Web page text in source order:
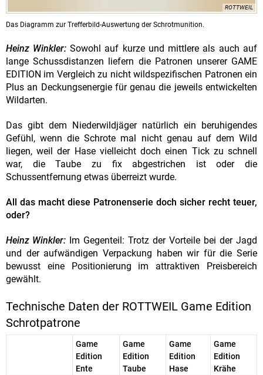
ROTTWEIL
Das Diagramm zur Trefferbild-Auswertung der Schrotmunition.
Heinz Winkler: Sowohl auf kurze und mittlere als auch auf
lange Schussdistanzen liefern die Patronen unserer GAME
EDITION im Vergleich zu nicht wildspezifischen Patronen ein
Plus an Deckungsenergie für genau die jeweils entwickelten
Wildarten.
Das gibt dem Niederwildjäger natürlich ein beruhigendes
Gefühl, wenn die Schrote mal nicht genau auf dem Wild
liegen, weil der Hase vielleicht doch einen Tick zu schnell
war, die Taube zu fix abgestrichen ist oder die
Schussentfernung etwas überreizt wurde.
All das macht diese Patronenserie doch sicher recht teuer,
oder?
Heinz Winkler: Im Gegenteil: Trotz der Vorteile bei der Jagd
und der aufwändigen Verpackung haben wir für die Serie
bewusst eine Positionierung im attraktiven Preisbereich
gewählt.
Technische Daten der ROTTWEIL Game Edition
Schrotpatrone
Game
Edition
Ente
Game
Edition
Taube
Game
Edition
Hase
Game
Edition
Krähe